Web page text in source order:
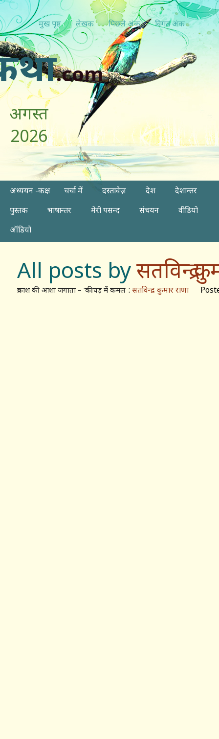
मुख पृष्ठ लेखक पिछ्ले अंक विगत अंक
.com
अगस्त
2026
अध्ययन -कक्ष चर्चा में दस्तावेज़ देश
देशान्तर
पुस्तक
भाषान्तर मेरी पसन्द संचयन
वीडियो
ऑडियो
All posts byसतविन्द्र
प्रकाश की आशा जगाता – ‘कीचड़ में कमल’ : सतविन्द्र कुमार राणा